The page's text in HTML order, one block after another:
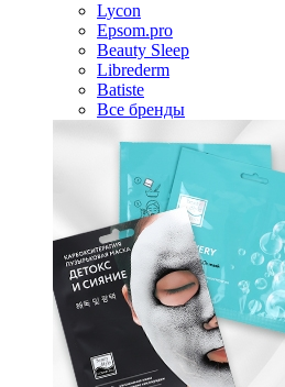
Lycon
Epsom.pro
Beauty Sleep
Librederm
Batiste
Все бренды